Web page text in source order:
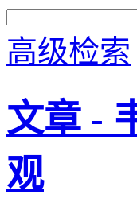
高级检索
文章 -
观